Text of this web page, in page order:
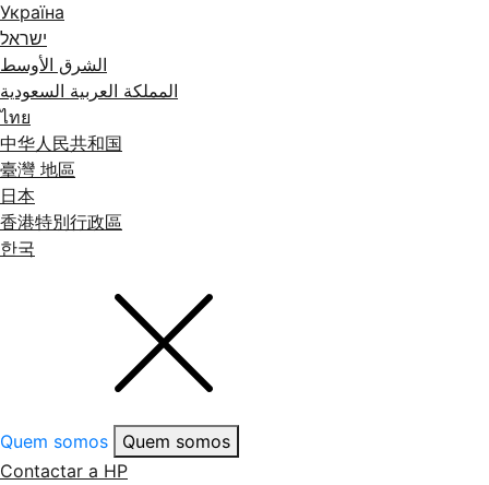
Україна
ישראל
الشرق الأوسط
المملكة العربية السعودية
ไทย
中华人民共和国
臺灣 地區
日本
香港特別行政區
한국
Quem somos
Quem somos
Contactar a HP